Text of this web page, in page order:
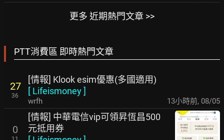
更多 近期熱門文章 >>
PTT消費區 即時熱門文章
27
36
[情報] Klook esim優惠(多國適用)
[ Lifeismoney]
wrfh 13小時前, 08/05
0
[情報] 中華電信vip可領昇恆昌500
元抵用券